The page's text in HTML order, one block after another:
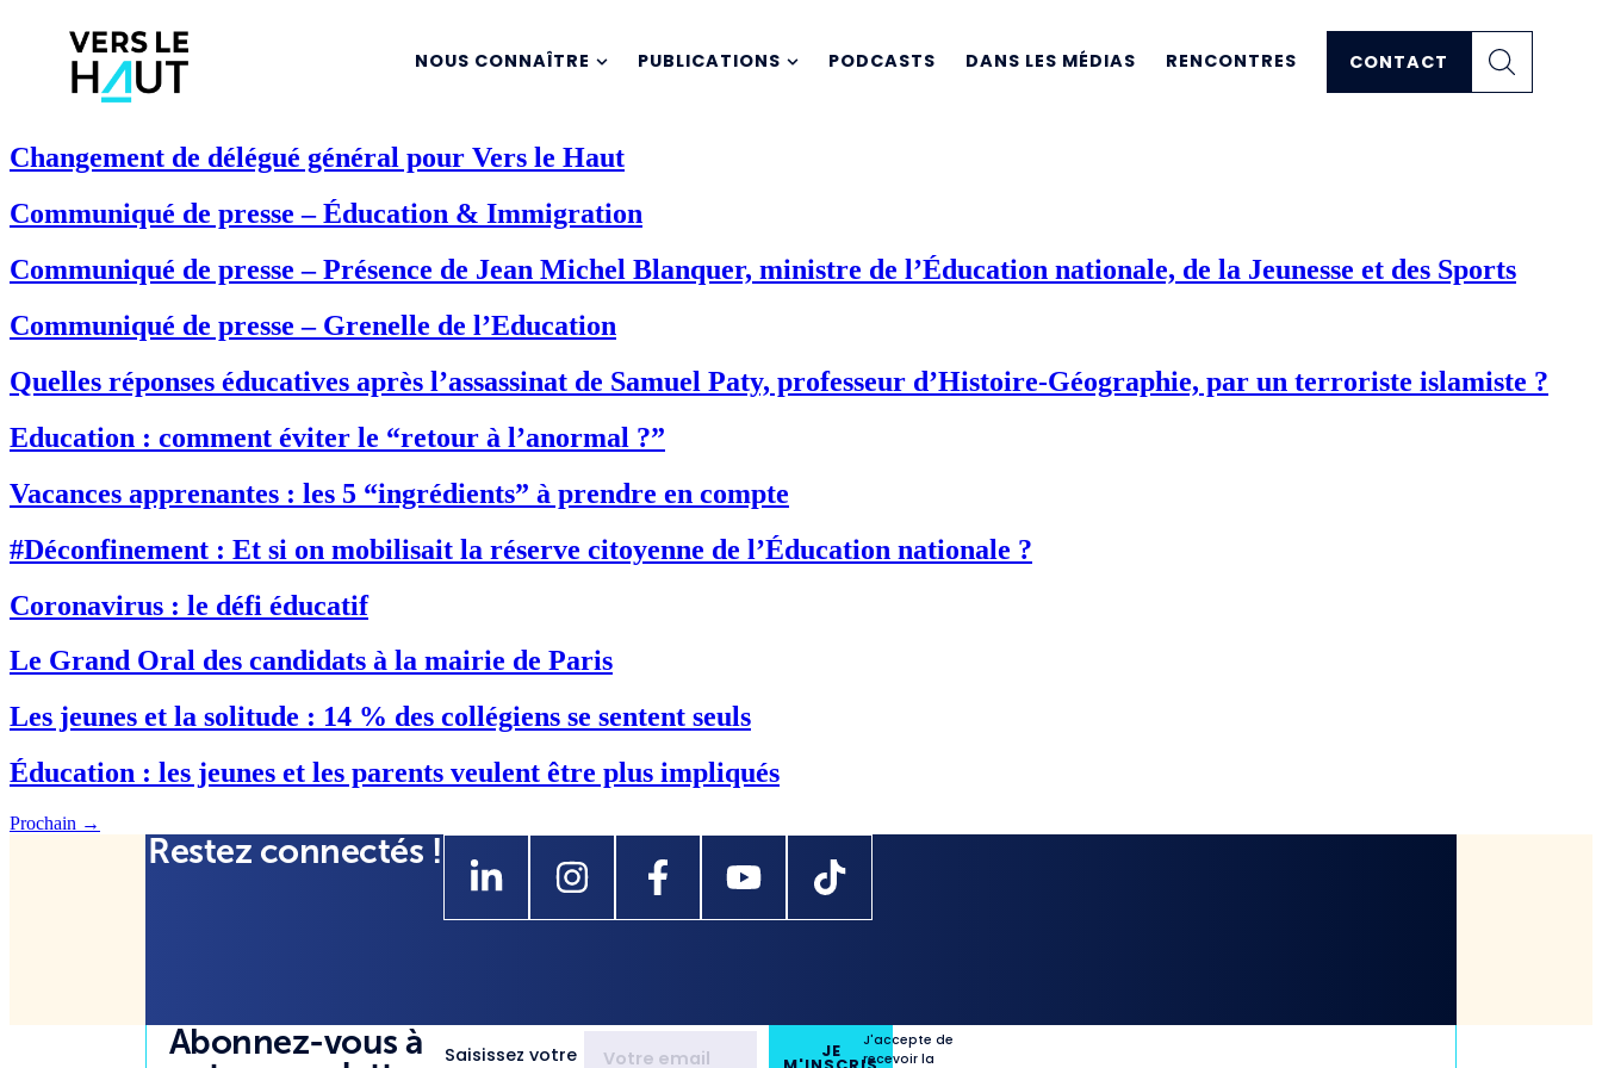
NOUS CONNAÎTRE PUBLICATIONS PODCASTS DANS LES MÉDIAS RENCONTRES CONTACT
Changement de délégué général pour Vers le Haut
Communiqué de presse – Éducation & Immigration
Communiqué de presse – Présence de Jean Michel Blanquer, ministre de l’Éducation nationale, de la Jeunesse et des Sports
Communiqué de presse – Grenelle de l’Education
Quelles réponses éducatives après l’assassinat de Samuel Paty, professeur d’Histoire-Géographie, par un terroriste islamiste ?
Education : comment éviter le “retour à l’anormal ?”
Vacances apprenantes : les 5 “ingrédients” à prendre en compte
#Déconfinement : Et si on mobilisait la réserve citoyenne de l’Éducation nationale ?
Coronavirus : le défi éducatif
Le Grand Oral des candidats à la mairie de Paris
Les jeunes et la solitude : 14 % des collégiens se sentent seuls
Éducation : les jeunes et les parents veulent être plus impliqués
Prochain →
Restez connectés !
Abonnez-vous à
Saisissez votre
JE
J'accepte de
recevoir la